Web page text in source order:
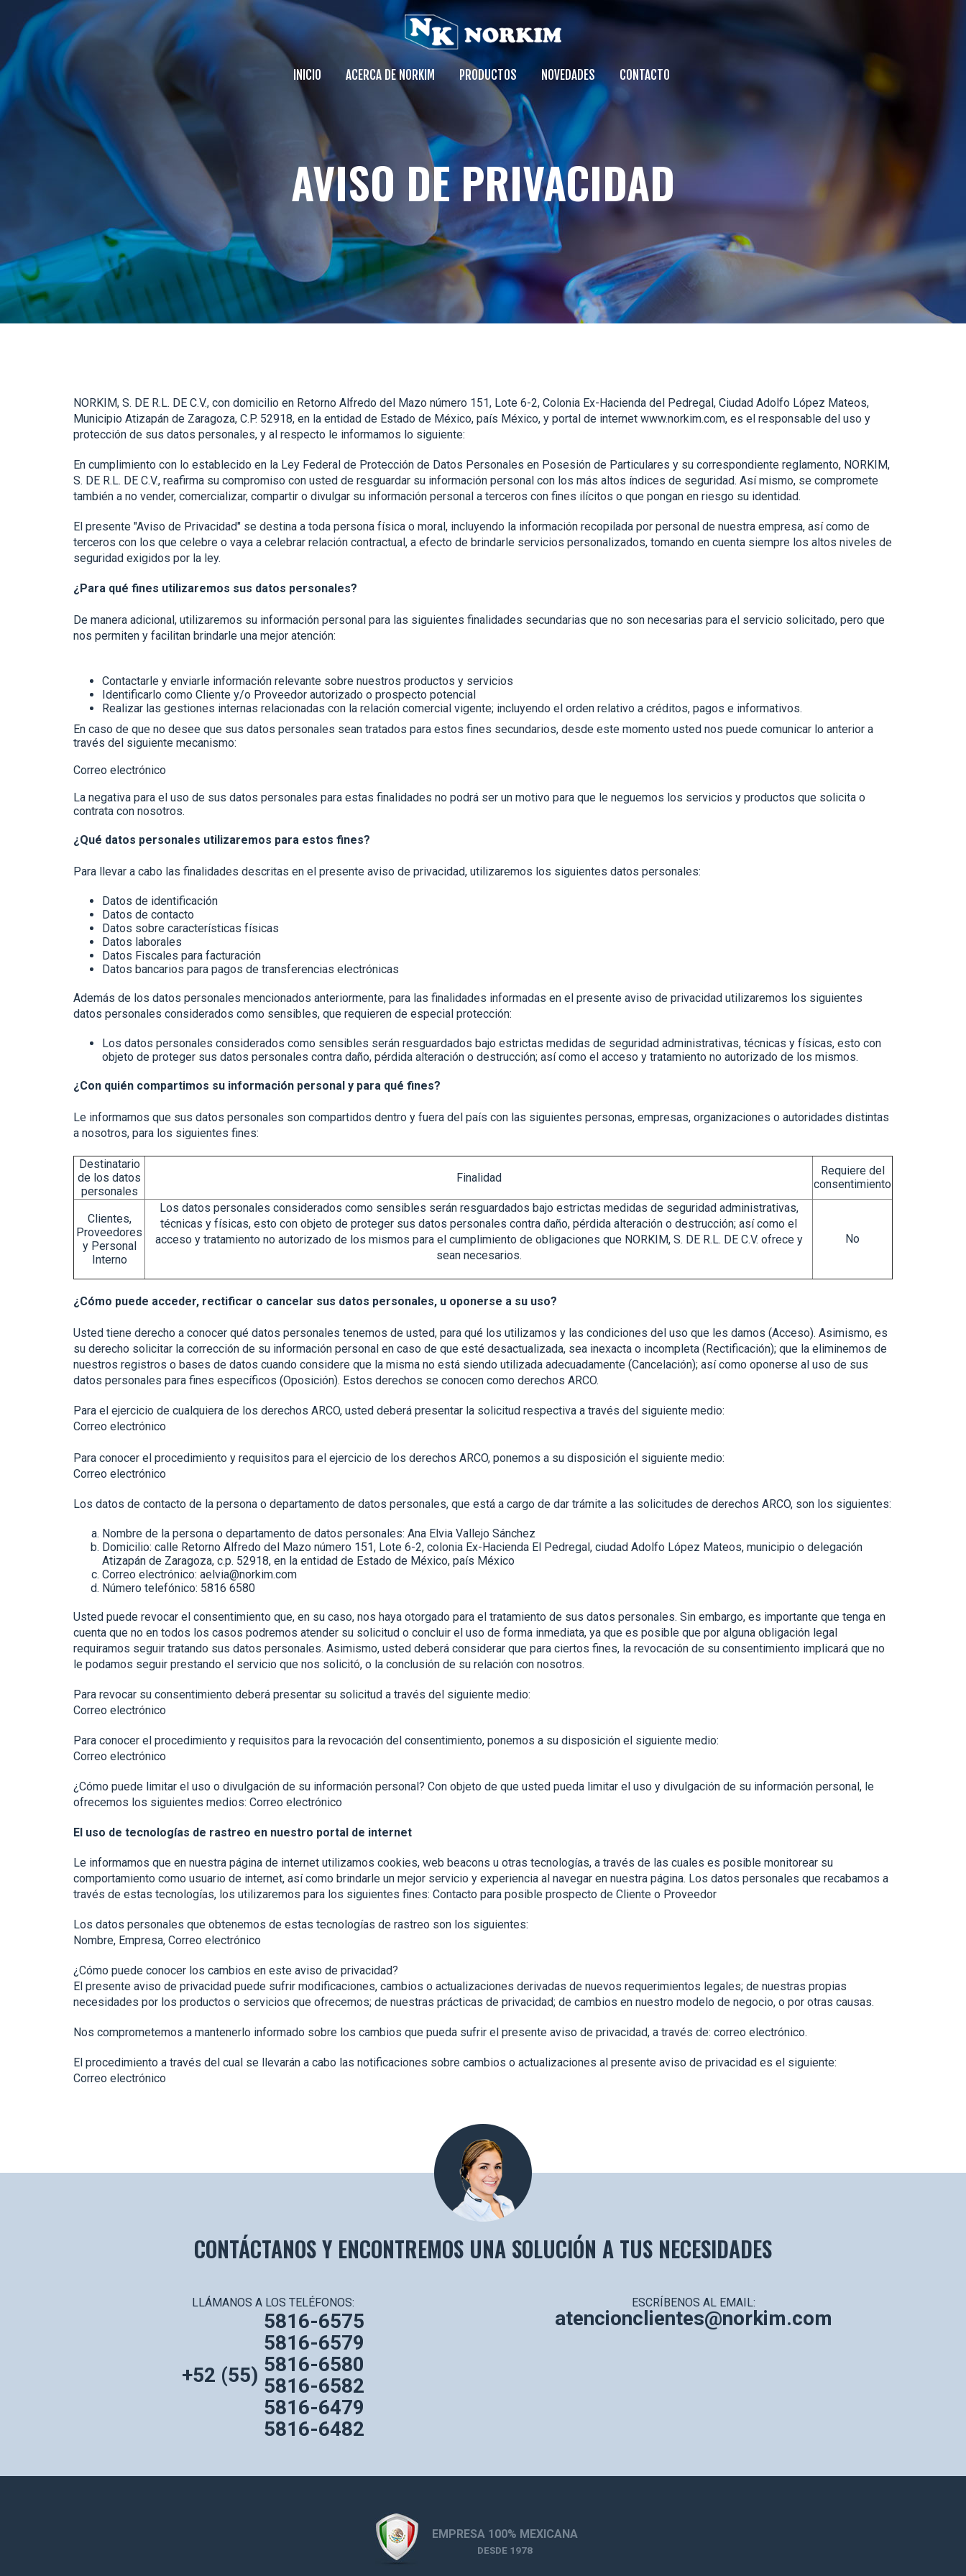
INICIO ACERCA DE NORKIM PRODUCTOS NOVEDADES CONTACTO
AVISO DE PRIVACIDAD
NORKIM, S. DE R.L. DE C.V., con domicilio en Retorno Alfredo del Mazo número 151, Lote 6-2, Colonia Ex-Hacienda del Pedregal, Ciudad Adolfo López Mateos,
Municipio Atizapán de Zaragoza, C.P. 52918, en la entidad de Estado de México, país México, y portal de internet www.norkim.com, es el responsable del uso y
protección de sus datos personales, y al respecto le informamos lo siguiente:
En cumplimiento con lo establecido en la Ley Federal de Protección de Datos Personales en Posesión de Particulares y su correspondiente reglamento, NORKIM,
S. DE R.L. DE C.V., reafirma su compromiso con usted de resguardar su información personal con los más altos índices de seguridad. Así mismo, se compromete
también a no vender, comercializar, compartir o divulgar su información personal a terceros con fines ilícitos o que pongan en riesgo su identidad.
El presente "Aviso de Privacidad" se destina a toda persona física o moral, incluyendo la información recopilada por personal de nuestra empresa, así como de
terceros con los que celebre o vaya a celebrar relación contractual, a efecto de brindarle servicios personalizados, tomando en cuenta siempre los altos niveles de
seguridad exigidos por la ley.
¿Para qué fines utilizaremos sus datos personales?
De manera adicional, utilizaremos su información personal para las siguientes finalidades secundarias que no son necesarias para el servicio solicitado, pero que
nos permiten y facilitan brindarle una mejor atención:
Contactarle y enviarle información relevante sobre nuestros productos y servicios
Identificarlo como Cliente y/o Proveedor autorizado o prospecto potencial
Realizar las gestiones internas relacionadas con la relación comercial vigente; incluyendo el orden relativo a créditos, pagos e informativos.
En caso de que no desee que sus datos personales sean tratados para estos fines secundarios, desde este momento usted nos puede comunicar lo anterior a
través del siguiente mecanismo:
Correo electrónico
La negativa para el uso de sus datos personales para estas finalidades no podrá ser un motivo para que le neguemos los servicios y productos que solicita o
contrata con nosotros.
¿Qué datos personales utilizaremos para estos fines?
Para llevar a cabo las finalidades descritas en el presente aviso de privacidad, utilizaremos los siguientes datos personales:
Datos de identificación
Datos de contacto
Datos sobre características físicas
Datos laborales
Datos Fiscales para facturación
Datos bancarios para pagos de transferencias electrónicas
Además de los datos personales mencionados anteriormente, para las finalidades informadas en el presente aviso de privacidad utilizaremos los siguientes
datos personales considerados como sensibles, que requieren de especial protección:
Los datos personales considerados como sensibles serán resguardados bajo estrictas medidas de seguridad administrativas, técnicas y físicas, esto con
objeto de proteger sus datos personales contra daño, pérdida alteración o destrucción; así como el acceso y tratamiento no autorizado de los mismos.
¿Con quién compartimos su información personal y para qué fines?
Le informamos que sus datos personales son compartidos dentro y fuera del país con las siguientes personas, empresas, organizaciones o autoridades distintas
a nosotros, para los siguientes fines:
Destinatario
de los datos
personales
Finalidad
Requiere del
consentimiento
Clientes,
Proveedores
y Personal
Interno
Los datos personales considerados como sensibles serán resguardados bajo estrictas medidas de seguridad administrativas,
técnicas y físicas, esto con objeto de proteger sus datos personales contra daño, pérdida alteración o destrucción; así como el
acceso y tratamiento no autorizado de los mismos para el cumplimiento de obligaciones que NORKIM, S. DE R.L. DE C.V. ofrece y
sean necesarios.
No
¿Cómo puede acceder, rectificar o cancelar sus datos personales, u oponerse a su uso?
Usted tiene derecho a conocer qué datos personales tenemos de usted, para qué los utilizamos y las condiciones del uso que les damos (Acceso). Asimismo, es
su derecho solicitar la corrección de su información personal en caso de que esté desactualizada, sea inexacta o incompleta (Rectificación); que la eliminemos de
nuestros registros o bases de datos cuando considere que la misma no está siendo utilizada adecuadamente (Cancelación); así como oponerse al uso de sus
datos personales para fines específicos (Oposición). Estos derechos se conocen como derechos ARCO.
Para el ejercicio de cualquiera de los derechos ARCO, usted deberá presentar la solicitud respectiva a través del siguiente medio:
Correo electrónico
Para conocer el procedimiento y requisitos para el ejercicio de los derechos ARCO, ponemos a su disposición el siguiente medio:
Correo electrónico
Los datos de contacto de la persona o departamento de datos personales, que está a cargo de dar trámite a las solicitudes de derechos ARCO, son los siguientes:
Nombre de la persona o departamento de datos personales: Ana Elvia Vallejo Sánchez
Domicilio: calle Retorno Alfredo del Mazo número 151, Lote 6-2, colonia Ex-Hacienda El Pedregal, ciudad Adolfo López Mateos, municipio o delegación
Atizapán de Zaragoza, c.p. 52918, en la entidad de Estado de México, país México
Correo electrónico: aelvia@norkim.com
Número telefónico: 5816 6580
Usted puede revocar el consentimiento que, en su caso, nos haya otorgado para el tratamiento de sus datos personales. Sin embargo, es importante que tenga en
cuenta que no en todos los casos podremos atender su solicitud o concluir el uso de forma inmediata, ya que es posible que por alguna obligación legal
requiramos seguir tratando sus datos personales. Asimismo, usted deberá considerar que para ciertos fines, la revocación de su consentimiento implicará que no
le podamos seguir prestando el servicio que nos solicitó, o la conclusión de su relación con nosotros.
Para revocar su consentimiento deberá presentar su solicitud a través del siguiente medio:
Correo electrónico
Para conocer el procedimiento y requisitos para la revocación del consentimiento, ponemos a su disposición el siguiente medio:
Correo electrónico
¿Cómo puede limitar el uso o divulgación de su información personal? Con objeto de que usted pueda limitar el uso y divulgación de su información personal, le
ofrecemos los siguientes medios: Correo electrónico
El uso de tecnologías de rastreo en nuestro portal de internet
Le informamos que en nuestra página de internet utilizamos cookies, web beacons u otras tecnologías, a través de las cuales es posible monitorear su
comportamiento como usuario de internet, así como brindarle un mejor servicio y experiencia al navegar en nuestra página. Los datos personales que recabamos a
través de estas tecnologías, los utilizaremos para los siguientes fines: Contacto para posible prospecto de Cliente o Proveedor
Los datos personales que obtenemos de estas tecnologías de rastreo son los siguientes:
Nombre, Empresa, Correo electrónico
¿Cómo puede conocer los cambios en este aviso de privacidad?
El presente aviso de privacidad puede sufrir modificaciones, cambios o actualizaciones derivadas de nuevos requerimientos legales; de nuestras propias
necesidades por los productos o servicios que ofrecemos; de nuestras prácticas de privacidad; de cambios en nuestro modelo de negocio, o por otras causas.
Nos comprometemos a mantenerlo informado sobre los cambios que pueda sufrir el presente aviso de privacidad, a través de: correo electrónico.
El procedimiento a través del cual se llevarán a cabo las notificaciones sobre cambios o actualizaciones al presente aviso de privacidad es el siguiente:
Correo electrónico
CONTÁCTANOS Y ENCONTREMOS UNA SOLUCIÓN A TUS NECESIDADES
LLÁMANOS A LOS TELÉFONOS:
+52 (55)
5816-6575
5816-6579
5816-6580
5816-6582
5816-6479
5816-6482
ESCRÍBENOS AL EMAIL:
atencionclientes@norkim.com
EMPRESA 100% MEXICANA
DESDE 1978